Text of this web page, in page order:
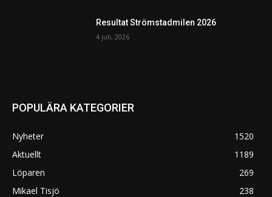
Resultat Strömstadmilen 2026
4 juli, 2026
POPULÄRA KATEGORIER
Nyheter
1520
Aktuellt
1189
Löparen
269
Mikael Tisjö
238